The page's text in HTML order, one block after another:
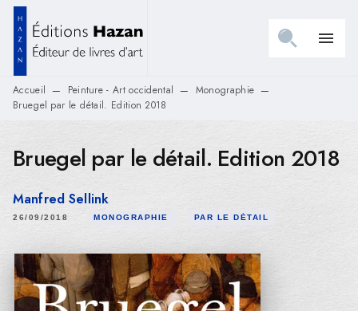
MENU RECHERCHE
PIED DE PAGE
menu
Accueil — Peinture - Art occidental — Monographie —
Bruegel par le détail. Edition 2018
Bruegel par le détail. Edition 2018
Manfred Sellink
26/09/2018 MONOGRAPHIE PAR LE DÉTAIL